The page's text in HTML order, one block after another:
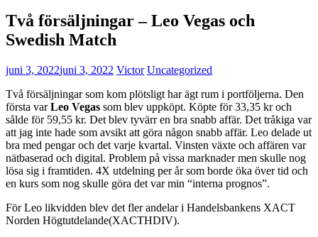
Två försäljningar – Leo Vegas och
Swedish Match
juni 3, 2022juni 3, 2022 Victor Uncategorized
Två försäljningar som kom plötsligt har ägt rum i portföljerna. Den
första varLeo Vegas som blev uppköpt. Köpte för 33,35 kr och
sålde för 59,55 kr. Det blev tyvärr en bra snabb affär. Det tråkiga var
att jag inte hade som avsikt att göra någon snabb affär. Leo delade ut
bra med pengar och det varje kvartal. Vinsten växte och affären var
nätbaserad och digital. Problem på vissa marknader men skulle nog
lösa sig i framtiden. 4X utdelning per år som borde öka över tid och
en kurs som nog skulle göra det var min “interna prognos”.
För Leo likvidden blev det fler andelar i Handelsbankens XACT
Norden Högtutdelande(XACTHDIV).